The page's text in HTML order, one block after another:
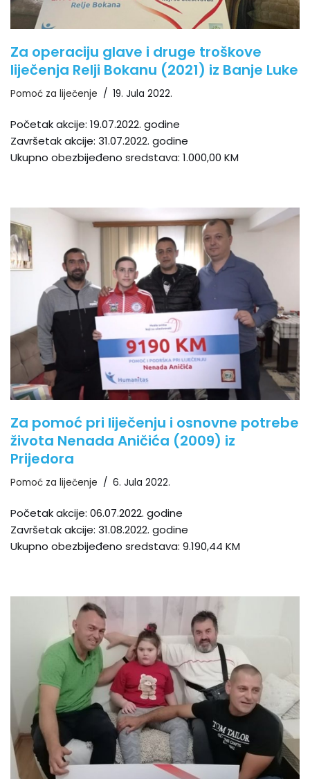
Za operaciju glave i druge troškove
liječenja Relji Bokanu (2021) iz Banje Luke
Pomoć za liječenje 19. Jula 2022.
Početak akcije: 19.07.2022. godine
Završetak akcije: 31.07.2022. godine
Ukupno obezbijeđeno sredstava: 1.000,00 KM
Za pomoć pri liječenju i osnovne potrebe
života Nenada Aničića (2009) iz
Prijedora
Pomoć za liječenje 6. Jula 2022.
Početak akcije: 06.07.2022. godine
Završetak akcije: 31.08.2022. godine
Ukupno obezbijeđeno sredstava: 9.190,44 KM